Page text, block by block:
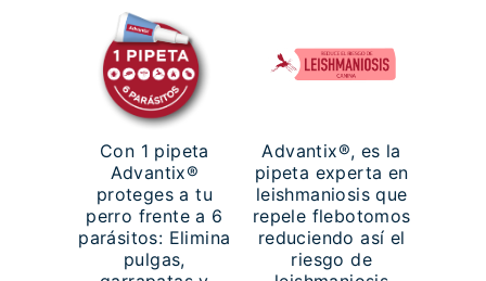
Con 1 pipeta
Advantix®
proteges a tu
perro frente a 6
parásitos: Elimina
pulgas,
Advantix®, es la
pipeta experta en
leishmaniosis que
repele flebotomos
reduciendo así el
riesgo de